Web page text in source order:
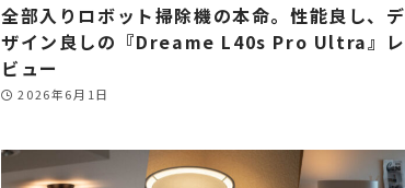
全部入りロボット掃除機の本命。性能良し、デ
ザイン良しの『Dreame L40s Pro Ultra』レ
ビュー
2026年6月1日